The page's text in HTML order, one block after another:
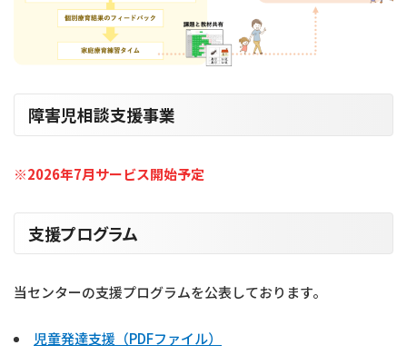
障害児相談支援事業
※2026年7月サービス開始予定
支援プログラム
当センターの支援プログラムを公表しております。
児童発達支援（PDFファイル）